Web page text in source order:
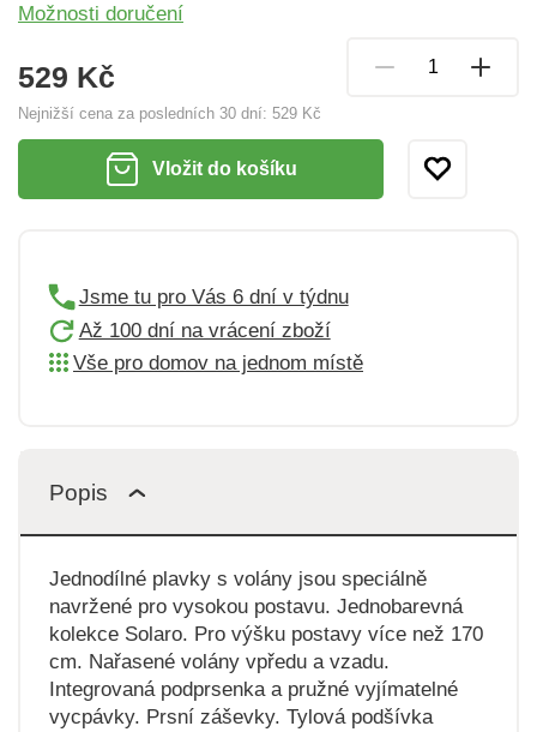
529 Kč
Nejnižší cena za posledních 30 dní: 529 Kč
Možnosti doručení
Vložit do košíku
Jsme tu pro Vás 6 dní v týdnu
Až 100 dní na vrácení zboží
Vše pro domov na jednom místě
Popis
Jednodílné plavky s volány jsou speciálně
navržené pro vysokou postavu. Jednobarevná
kolekce Solaro. Pro výšku postavy více než 170
cm. Nařasené volány vpředu a vzadu.
Integrovaná podprsenka a pružné vyjímatelné
vycpávky. Prsní záševky. Tylová podšívka